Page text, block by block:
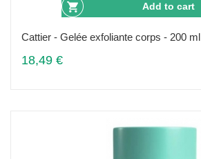
Add to cart
Cattier - Gelée exfoliante corps - 200 ml
18,49 €